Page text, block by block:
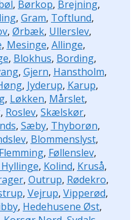
, Børkop, Brejning,
, Gram, Toftlund,
, Ørbæk, Ullerslev,
, Mesinge, Allinge,
, Blokhus, Bording,
, Gjern, Hanstholm,
, Jyderup, Karup,
, Løkken, Mårslet,
, Roslev, Skælskør,
, Sæby, Thyborøn,
, Blommenslyst,
Flemming, Føllenslev,
, Kolind, Kruså,
, Outrup, Rødekro,
, Vejrup, Vipperød,
, Hedehusene Øst,